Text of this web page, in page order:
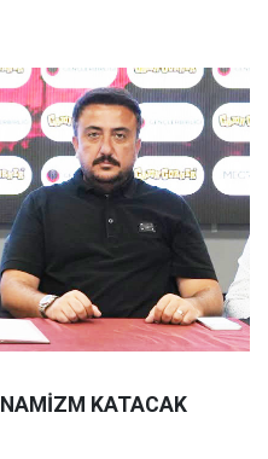
KATACAK